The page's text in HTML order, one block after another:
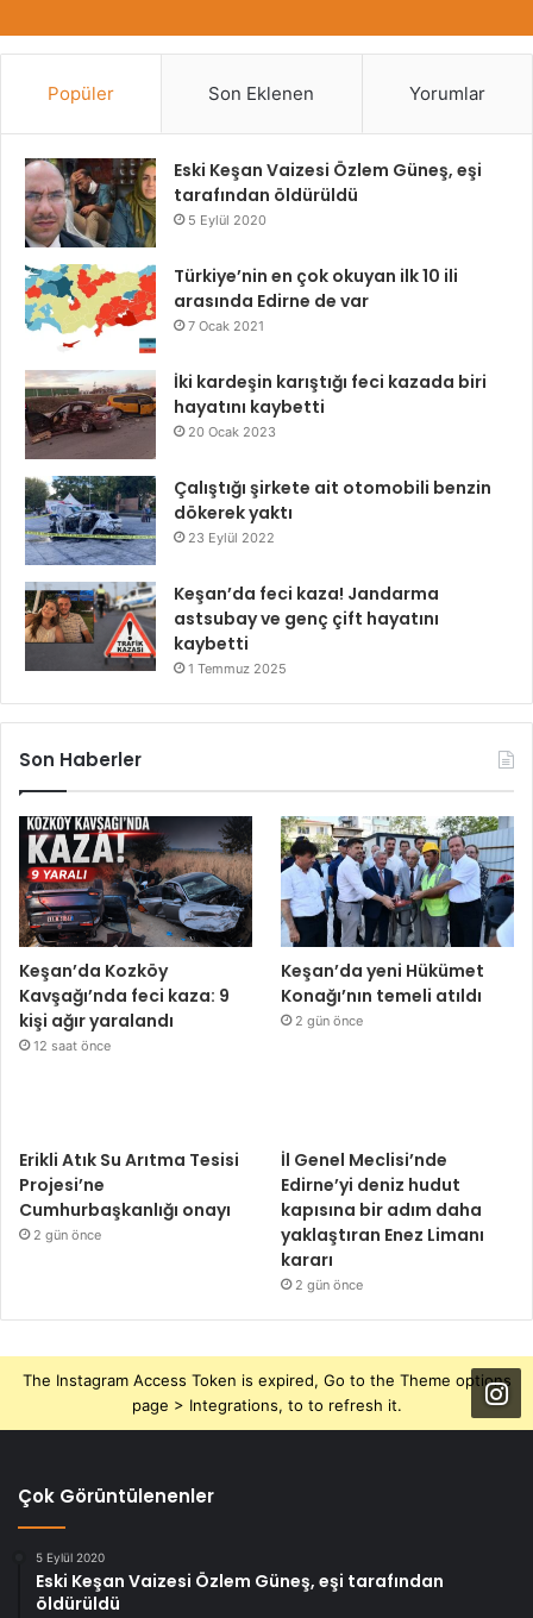
Popüler Son Eklenen Yorumlar
Eski Keşan Vaizesi Özlem Güneş, eşi
tarafından öldürüldü
5 Eylül 2020
Türkiye’nin en çok okuyan ilk 10 ili
arasında Edirne de var
7 Ocak 2021
İki kardeşin karıştığı feci kazada biri
hayatını kaybetti
20 Ocak 2023
Çalıştığı şirkete ait otomobili benzin
dökerek yaktı
23 Eylül 2022
Keşan’da feci kaza! Jandarma
astsubay ve genç çift hayatını
kaybetti
1 Temmuz 2025
Son Haberler
Keşan’da Kozköy
Kavşağı’nda feci kaza: 9
kişi ağır yaralandı
12 saat önce
Keşan’da yeni Hükümet
Konağı’nın temeli atıldı
2 gün önce
Erikli Atık Su Arıtma Tesisi
Projesi’ne
Cumhurbaşkanlığı onayı
2 gün önce
İl Genel Meclisi’nde
Edirne’yi deniz hudut
kapısına bir adım daha
yaklaştıran Enez Limanı
kararı
2 gün önce
The Instagram Access Token is expired, Go to the Theme options
page > Integrations, to to refresh it.
Çok Görüntülenenler
5 Eylül 2020
Eski Keşan Vaizesi Özlem Güneş, eşi tarafından
öldürüldü